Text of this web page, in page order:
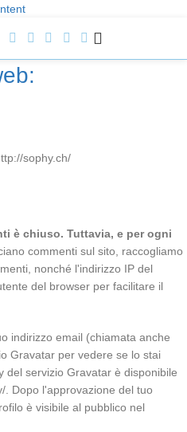
Jewelry
sophy.ch/
è chiuso. Tuttavia, e per ogni
commenti sul sito, raccogliamo
nonché l'indirizzo IP del
del browser per facilitare il
indirizzo email (chiamata anche
Gravatar per vedere se lo stai
del servizio Gravatar è disponibile
Dopo l'approvazione del tuo
è visibile al pubblico nel